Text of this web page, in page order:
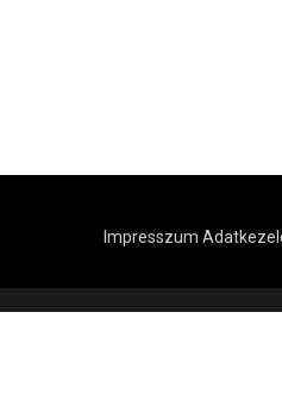
Impresszum